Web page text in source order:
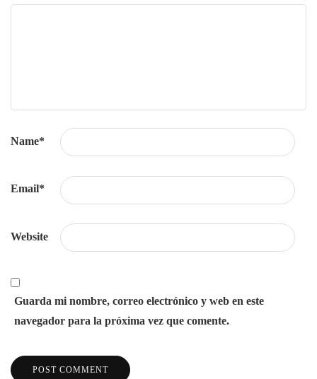
Name*
Email*
Website
Guarda mi nombre, correo electrónico y web en este
navegador para la próxima vez que comente.